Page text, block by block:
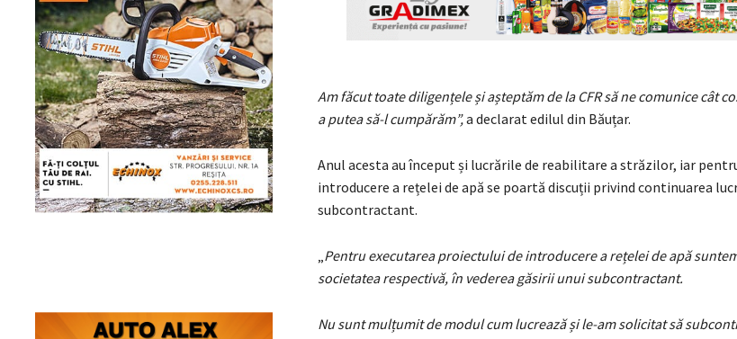
Am făcut toate diligențele și așteptăm de la CFR să ne comunice cât
a putea să-l cumpărăm”,a declarat edilul din Băuțar.
Anul acesta au început și lucrările de reabilitare a străzilor, iar
introducere a rețelei de apă se poartă discuții privind continuarea
subcontractant.
„Pentru executarea proiectului de introducere a rețelei de apă
societatea respectivă, în vederea găsirii unui subcontractant.
Nu sunt mulțumit de modul cum lucrează și le-am solicitat să